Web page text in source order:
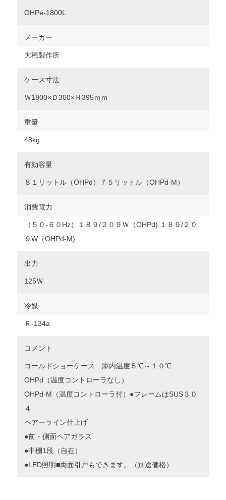
OHPe-1800L
メーカー
大穂製作所
ケース寸法
Ｗ1800×Ｄ300×Ｈ395ｍｍ
重量
48kg
有効容量
８１リットル（OHPd）７５リットル（OHPd-M）
消費電力
（５０‐６０Hz）１８９/２０９Ｗ（OHPd) １８９/２０
９W（OHPd-M)
出力
125Ｗ
冷媒
Ｒ‐134a
コメント
コールドショーケース 庫内温度５℃～１０℃
OHPd（温度コントローラなし）
OHPd-M（温度コントローラ付）●フレームはSUS３０
４
ヘアーライン仕上げ
●前・側面ペアガラス
●中棚1段（自在）
●LED照明■両面引戸もできます。（別途価格）